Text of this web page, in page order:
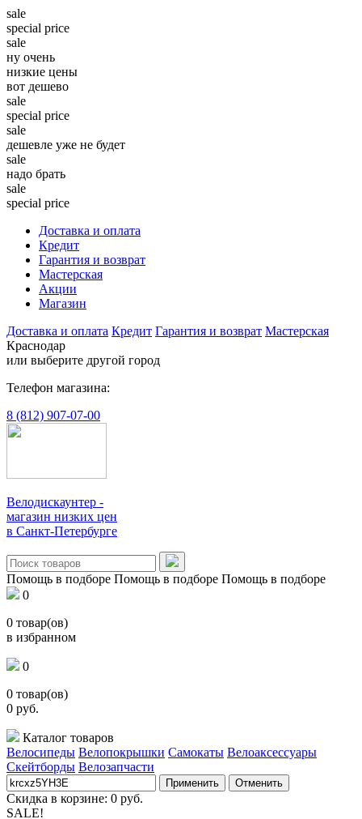
sale
special price
sale
ну очень
низкие цены
вот дешево
sale
special price
sale
дешевле уже не будет
sale
надо брать
sale
special price
Доставка и оплата
Кредит
Гарантия и возврат
Мастерская
Акции
Магазин
Доставка и оплата Кредит Гарантия и возврат Мастерская
Краснодар
или выберите другой город
Телефон магазина:
8 (812) 907-07-00
Велодискаунтер -
магазин низких цен
в Санкт-Петербурге
Помощь в подборе Помощь в подборе Помощь в подборе
0
0 товар(ов)
в избранном
0
0 товар(ов)
0 руб.
Каталог товаров
Велосипеды Велопокрышки Самокаты Велоаксессуары
Скейтборды Велозапчасти
Применить Отменить
Скидка в корзине: 0 руб.
SALE!